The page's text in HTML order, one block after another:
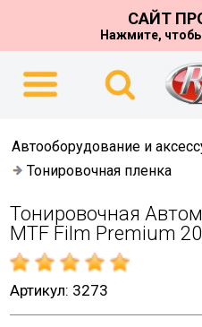
САЙТ
Нажмите,
Автооборудование и
Тонировочная пленка
Тонировочная
MTF Film Premium
Артикул: 3273